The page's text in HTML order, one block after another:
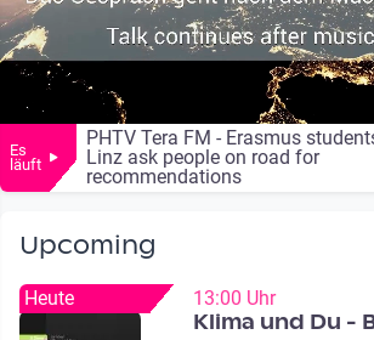
Es
läuft
PHTV Tera FM - Erasmus
Linz ask people on road for
recommendations
Upcoming
Heute 13:00 Uhr
Klima und Du -